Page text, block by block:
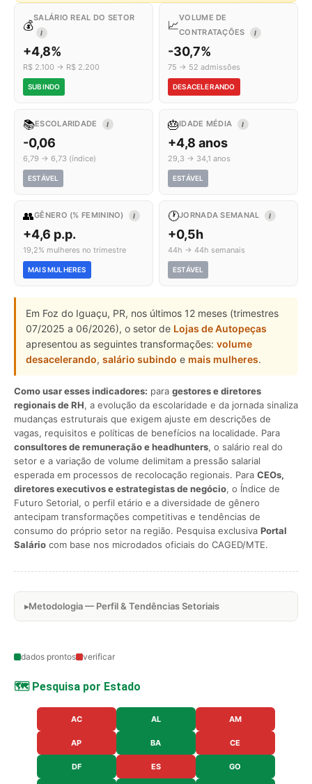
💰
SALÁRIO REAL DO SETOR
I
+4,8%
R$ 2.100 → R$ 2.200
SUBINDO
📈
VOLUME DE
CONTRATAÇÕES
I
-30,7%
75 → 52 admissões
DESACELERANDO
📚ESCOLARIDADE I
-0,06
6,79 → 6,73 (índice)
ESTÁVEL
🎂IDADE MÉDIA I
+4,8 anos
29,3 → 34,1 anos
ESTÁVEL
👥GÊNERO (% FEMININO) I
+4,6 p.p.
19,2% mulheres no trimestre
MAIS MULHERES
🕐JORNADA SEMANAL I
+0,5h
44h → 44h semanais
ESTÁVEL
Em Foz do Iguaçu, PR, nos últimos 12 meses (trimestres
07/2025 a 06/2026), o setor de Lojas de Autopeças
apresentou as seguintes transformações: volume
desacelerando, salário subindo e mais mulheres.
Como usar esses indicadores: para gestores e diretores
regionais de RH, a evolução da escolaridade e da jornada sinaliza
mudanças estruturais que exigem ajuste em descrições de
vagas, requisitos e políticas de benefícios na localidade. Para
consultores de remuneração e headhunters, o salário real do
setor e a variação de volume delimitam a pressão salarial
esperada em processos de recolocação regionais. Para CEOs,
diretores executivos e estrategistas de negócio, o Índice de
Futuro Setorial, o perfil etário e a diversidade de gênero
antecipam transformações competitivas e tendências de
consumo do próprio setor na região. Pesquisa exclusiva Portal
Salário com base nos microdados oficiais do CAGED/MTE.
Metodologia — Perfil & Tendências Setoriais
dados prontos verificar
🗺️ Pesquisa por Estado
AC AL AM
AP BA CE
DF ES GO